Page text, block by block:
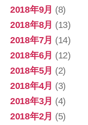
2018年9月 (8)
2018年8月 (13)
2018年7月 (14)
2018年6月 (12)
2018年5月 (2)
2018年4月 (3)
2018年3月 (4)
2018年2月 (5)